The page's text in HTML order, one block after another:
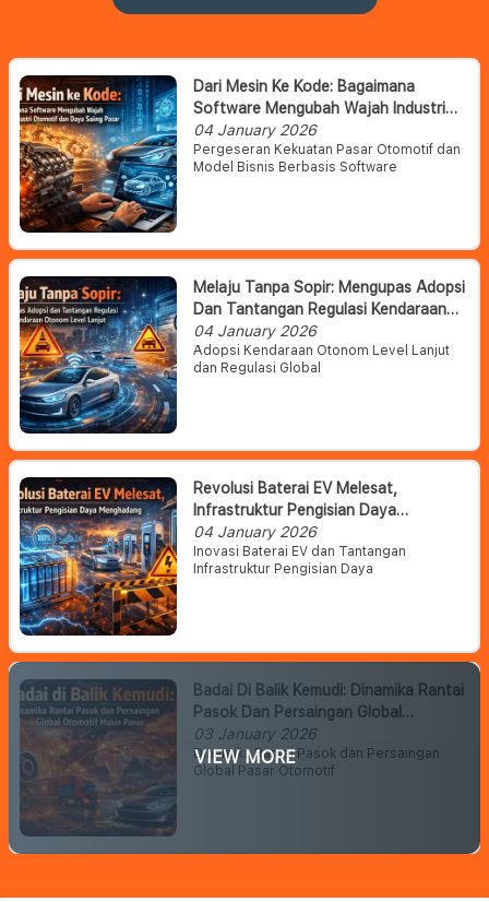
Dari Mesin Ke Kode: Bagaimana
Software Mengubah Wajah Industri
Otomotif Dan Daya Saing Pasar
04 January 2026
Pergeseran Kekuatan Pasar Otomotif dan
Model Bisnis Berbasis Software
Melaju Tanpa Sopir: Mengupas Adopsi
Dan Tantangan Regulasi Kendaraan
Otonom Level Lanjut
04 January 2026
Adopsi Kendaraan Otonom Level Lanjut
dan Regulasi Global
Revolusi Baterai EV Melesat,
Infrastruktur Pengisian Daya
Menghadang
04 January 2026
Inovasi Baterai EV dan Tantangan
Infrastruktur Pengisian Daya
Badai Di Balik Kemudi: Dinamika Rantai
Pasok Dan Persaingan Global
Otomotif Makin Panas
03 January 2026
Dinamika Rantai Pasok dan Persaingan
Global Pasar Otomotif
VIEW MORE